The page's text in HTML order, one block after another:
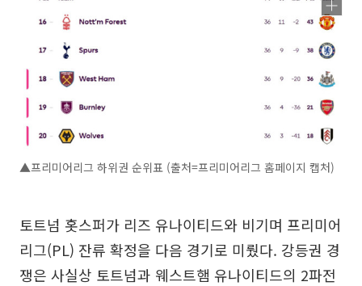
▲프리미어리그 하위권 순위표 (출처=프리미어리그 홈페이지 캡처)
토트넘 홋스퍼가 리즈 유나이티드와 비기며 프리미어
리그(PL) 잔류 확정을 다음 경기로 미뤘다. 강등권 경
쟁은 사실상 토트넘과 웨스트햄 유나이티드의 2파전